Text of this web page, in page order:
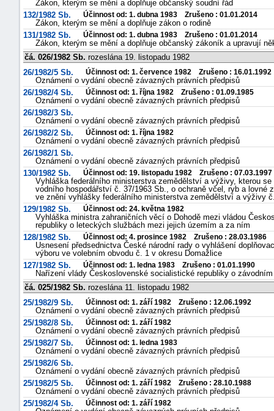
Zákon, kterým se mění a doplňuje občanský soudní řád
132/1982 Sb.
Účinnost od: 1. dubna 1983 Zrušeno : 01.01.2014
Zákon, kterým se mění a doplňuje zákon o rodině
131/1982 Sb.
Účinnost od: 1. dubna 1983 Zrušeno : 01.01.2014
Zákon, kterým se mění a doplňuje občanský zákoník a upravují
čá. 026/1982 Sb. rozeslána 19. listopadu 1982
26/1982/5 Sb.
Účinnost od: 1. července 1982 Zrušeno : 16.01.1992
Oznámení o vydání obecně závazných právních předpisů
26/1982/4 Sb.
Účinnost od: 1. října 1982 Zrušeno : 01.09.1985
Oznámení o vydání obecně závazných právních předpisů
26/1982/3 Sb.
Oznámení o vydání obecně závazných právních předpisů
26/1982/2 Sb.
Účinnost od: 1. října 1982
Oznámení o vydání obecně závazných právních předpisů
26/1982/1 Sb.
Oznámení o vydání obecně závazných právních předpisů
130/1982 Sb.
Účinnost od: 19. listopadu 1982 Zrušeno : 07.03.1997
Vyhláška federálního ministerstva zemědělství a výživy, kterou
vodního hospodářství č. 37/1963 Sb., o ochraně včel, ryb a lovné
ve znění vyhlášky federálního ministerstva zemědělství a výživy
129/1982 Sb.
Účinnost od: 24. května 1982
Vyhláška ministra zahraničních věcí o Dohodě mezi vládou
republiky o leteckých službách mezi jejich územím a za ním
128/1982 Sb.
Účinnost od: 4. prosince 1982 Zrušeno : 28.03.1986
Usnesení předsednictva České národní rady o vyhlášení
výboru ve volebním obvodu č. 1 v okresu Domažlice
127/1982 Sb.
Účinnost od: 1. ledna 1983 Zrušeno : 01.01.1990
Nařízení vlády Československé socialistické republiky o
čá. 025/1982 Sb. rozeslána 11. listopadu 1982
25/1982/9 Sb.
Účinnost od: 1. září 1982 Zrušeno : 12.06.1992
Oznámení o vydání obecně závazných právních předpisů
25/1982/8 Sb.
Účinnost od: 1. září 1982
Oznámení o vydání obecně závazných právních předpisů
25/1982/7 Sb.
Účinnost od: 1. ledna 1983
Oznámení o vydání obecně závazných právních předpisů
25/1982/6 Sb.
Oznámení o vydání obecně závazných právních předpisů
25/1982/5 Sb.
Účinnost od: 1. září 1982 Zrušeno : 28.10.1988
Oznámení o vydání obecně závazných právních předpisů
25/1982/4 Sb.
Účinnost od: 1. září 1982